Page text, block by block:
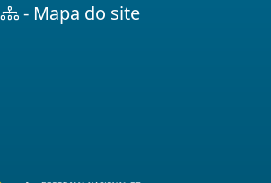
- Mapa do site